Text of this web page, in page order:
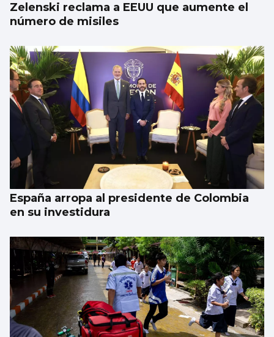
Zelenski reclama a EEUU que aumente el
número de misiles
España arropa al presidente de Colombia
en su investidura